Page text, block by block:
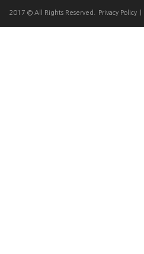
2017 © All Rights Reserved. Privacy Policy